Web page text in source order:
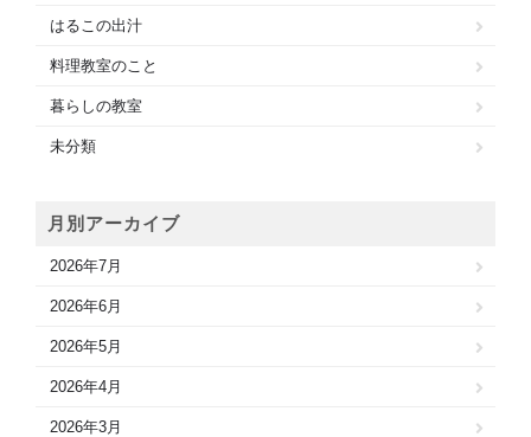
はるこの出汁
料理教室のこと
暮らしの教室
未分類
月別アーカイブ
2026年7月
2026年6月
2026年5月
2026年4月
2026年3月